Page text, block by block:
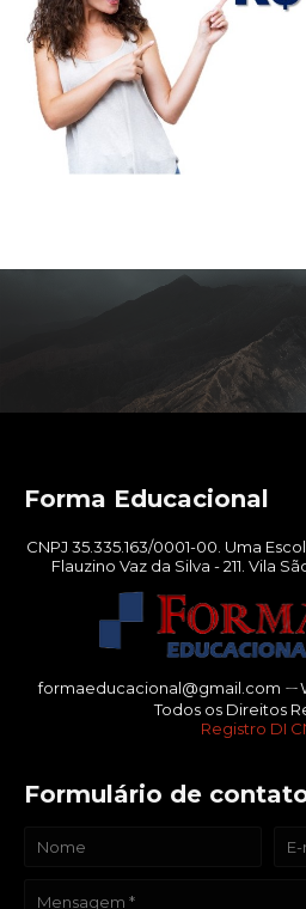
Forma Educacional
CNPJ 35.335.163/0001-00. Uma
Flauzino Vaz da Silva - 211. Vila
formaeducacional@gmail.com ㄧ
Todos os Direitos
Registro DI
Formulário de